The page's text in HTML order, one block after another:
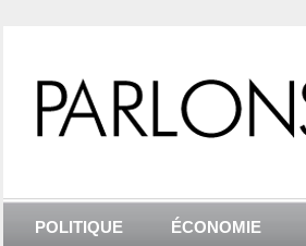
POLITIQUE ÉCONOMIE